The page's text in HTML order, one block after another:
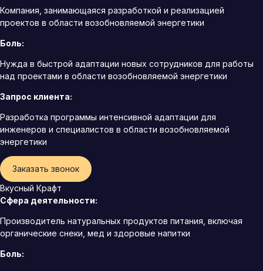
Компания, занимающаяся разработкой и реализацией
проектов в области возобновляемой энергетики
Боль:
Нужда в быстрой адаптации новых сотрудников для работы
над проектами в области возобновляемой энергетики
Запрос клиента:
Разработка программы интенсивной адаптации для
инженеров и специалистов в области возобновляемой
энергетики
Заказать звонок
Вкусный Крафт
Сфера деятельности:
Производитель натуральных продуктов питания, включая
органические снеки, мед и здоровые напитки
Боль: